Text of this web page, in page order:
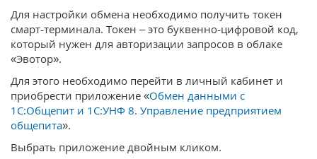
Для настройки обмена необходимо получить токен
смарт-терминала. Токен – это буквенно-цифровой код,
который нужен для авторизации запросов в облаке
«Эвотор».
Для этого необходимо перейти в личный кабинет и
приобрести приложение «Обмен данными с
1С:Общепит и 1С:УНФ 8. Управление предприятием
общепита».
Выбрать приложение двойным кликом.